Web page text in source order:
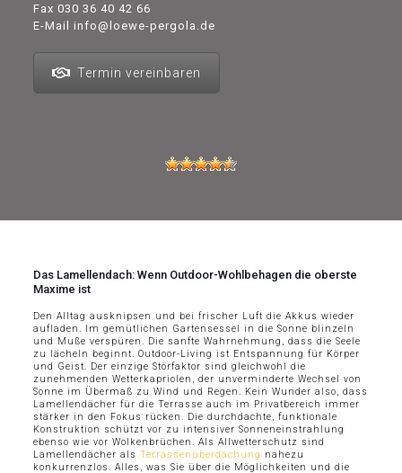
Fax 030 36 40 42 66
E-Mail info@loewe-pergola.de
Termin vereinbaren
Das Lamellendach: Wenn Outdoor-Wohlbehagen die oberste
Maxime ist
Den Alltag ausknipsen und bei frischer Luft die Akkus wieder
aufladen. Im gemütlichen Gartensessel in die Sonne blinzeln
und Muße verspüren. Die sanfte Wahrnehmung, dass die Seele
zu lächeln beginnt. Outdoor-Living ist Entspannung für Körper
und Geist. Der einzige Störfaktor sind gleichwohl die
zunehmenden Wetterkapriolen, der unverminderte Wechsel von
Sonne im Übermaß zu Wind und Regen. Kein Wunder also, dass
Lamellendächer für die Terrasse auch im Privatbereich immer
stärker in den Fokus rücken. Die durchdachte, funktionale
Konstruktion schützt vor zu intensiver Sonneneinstrahlung
ebenso wie vor Wolkenbrüchen. Als Allwetterschutz sind
Lamellendächer als Terrassenüberdachung nahezu
konkurrenzlos. Alles, was Sie über die Möglichkeiten und die